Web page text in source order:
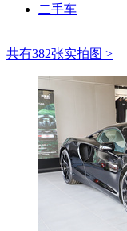
二手车
共有382张实拍图 >